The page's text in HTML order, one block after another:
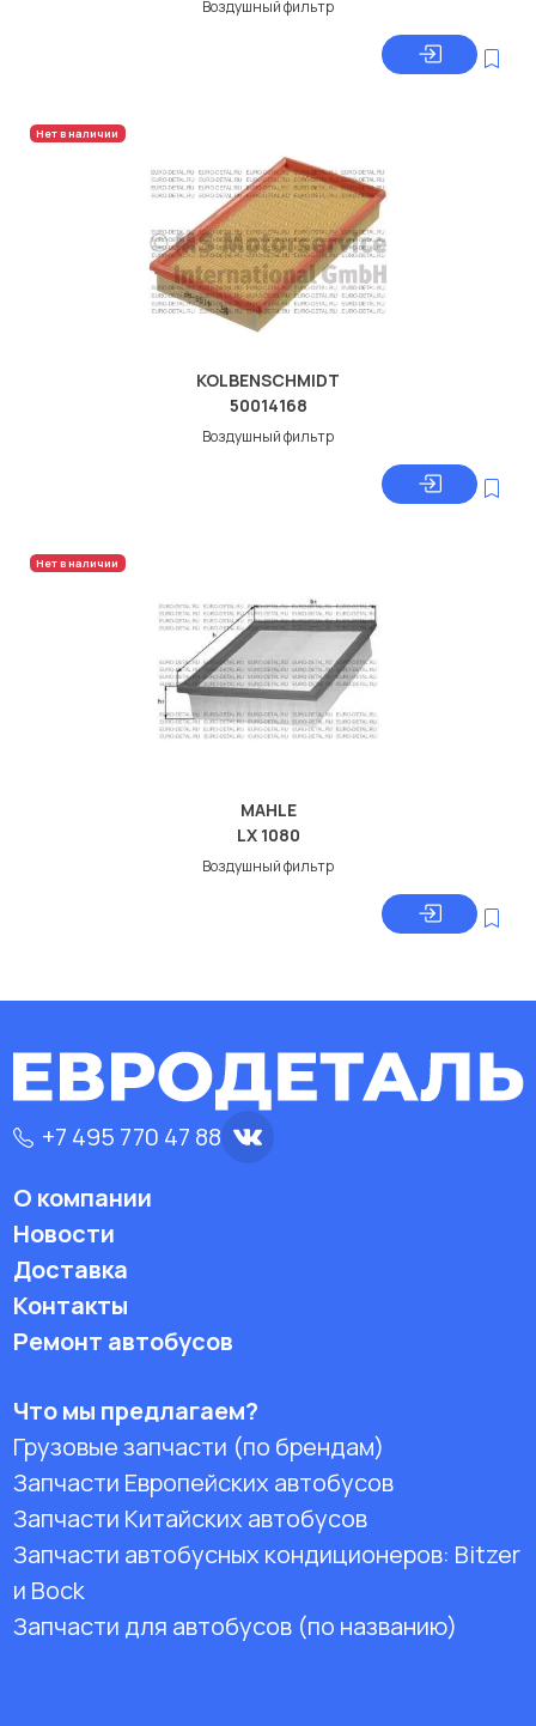
Воздушный фильтр
Нет в наличии
KOLBENSCHMIDT
50014168
Воздушный фильтр
Нет в наличии
MAHLE
LX 1080
Воздушный фильтр
+7 495 770 47 88
О компании
Новости
Доставка
Контакты
Ремонт автобусов
Что мы предлагаем?
Грузовые запчасти (по брендам)
Запчасти Европейских автобусов
Запчасти Китайских автобусов
Запчасти автобусных кондиционеров: Bitzer
и Bock
Запчасти для автобусов (по названию)